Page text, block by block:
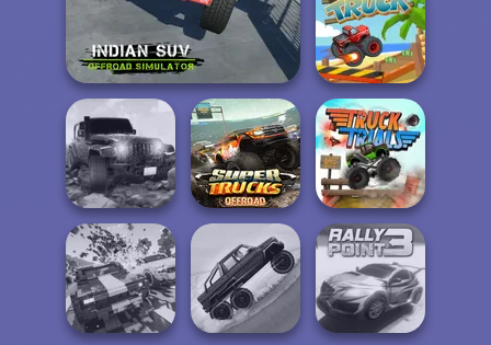
Indian SUV Offroad
Simulator
Post Apocalyptic
Truck Trial
Endless Truck
Revolution
Offroad
Super Trucks
Offroad 2
Truck Trials